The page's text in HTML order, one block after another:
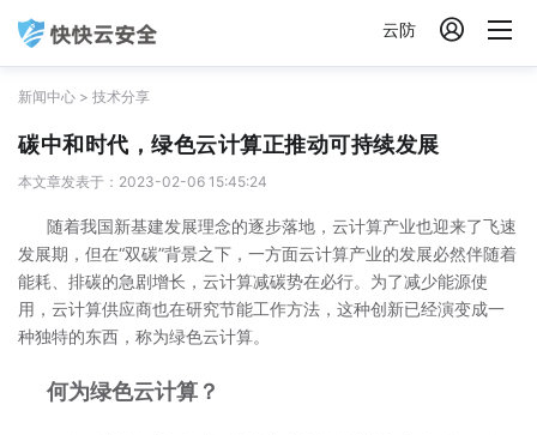
云防 
新闻中心 > 技术分享
碳中和时代，绿色云计算正推动可持续发展
本文章发表于：2023-02-06 15:45:24
随着我国新基建发展理念的逐步落地，云计算产业也迎来了飞速
发展期，但在“双碳”背景之下，一方面云计算产业的发展必然伴随着
能耗、排碳的急剧增长，云计算减碳势在必行。为了减少能源使
用，云计算供应商也在研究节能工作方法，这种创新已经演变成一
种独特的东西，称为绿色云计算。
何为绿色云计算？